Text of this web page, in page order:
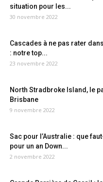
situation pour les...
30 novembre 2022
Cascades à ne pas rater
: notre top...
23 novembre 2022
North Stradbroke Island, le
Brisbane
9 novembre 2022
Sac pour l’Australie : que
pour un an Down...
2 novembre 2022